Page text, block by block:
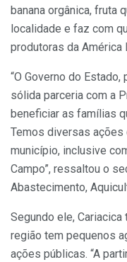
banana orgânica, fruta
localidade e faz com
produtoras da América
“O Governo do
sólida parceria com a
beneficiar as famílias
Temos diversas ações
município, inclusive
Campo”, ressaltou o
Abastecimento,
Segundo ele,
região tem pequenos
ações públicas. “A